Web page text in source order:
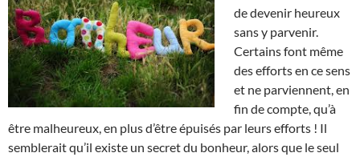
de devenir heureux
sans y parvenir.
Certains font même
des efforts en ce sens
et ne parviennent, en
fin de compte, qu’à
être malheureux, en plus d’être épuisés par leurs efforts ! Il
semblerait qu’il existe un secret du bonheur, alors que le seul